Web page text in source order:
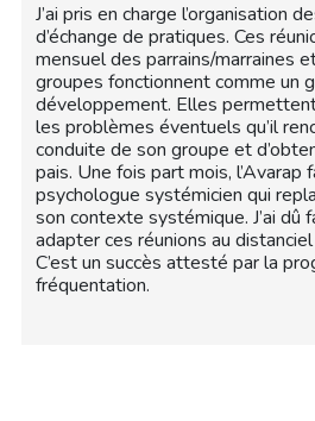
J’ai pris en charge l’organisation
d’échange de pratiques. Ces
mensuel des parrains/marraines
groupes fonctionnent comme un
développement. Elles
les problèmes éventuels qu’il
conduite de son groupe et
pais. Une fois part mois, l’Avarap
psychologue systémicien qui
son contexte systémique. J’ai dû
adapter ces réunions au
C’est un succès attesté par la
fréquentation.